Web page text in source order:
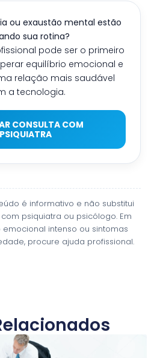
ou exaustão mental estão
sua rotina?
pode ser o primeiro
equilíbrio emocional e
relação mais saudável
a tecnologia.
CONSULTA COM
PSIQUIATRA
é informativo e não substitui
psiquiatra ou psicólogo. Em
intenso ou sintomas
procure ajuda profissional.